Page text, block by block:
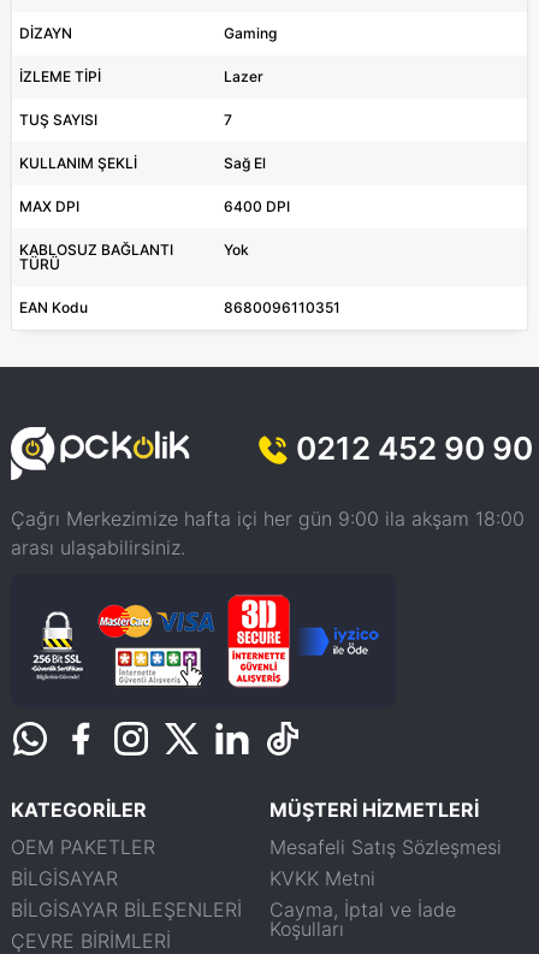
DİZAYN Gaming
İZLEME TİPİ Lazer
TUŞ SAYISI 7
KULLANIM ŞEKLİ Sağ El
MAX DPI 6400 DPI
KABLOSUZ BAĞLANTI
TÜRÜ
Yok
EAN Kodu 8680096110351
0212 452 90 90
Çağrı Merkezimize hafta içi her gün 9:00 ila akşam 18:00
arası ulaşabilirsiniz.
KATEGORİLER
OEM PAKETLER
BİLGİSAYAR
BİLGİSAYAR BİLEŞENLERİ
ÇEVRE BİRİMLERİ
MÜŞTERİ HİZMETLERİ
Mesafeli Satış Sözleşmesi
KVKK Metni
Cayma, İptal ve İade
Koşulları